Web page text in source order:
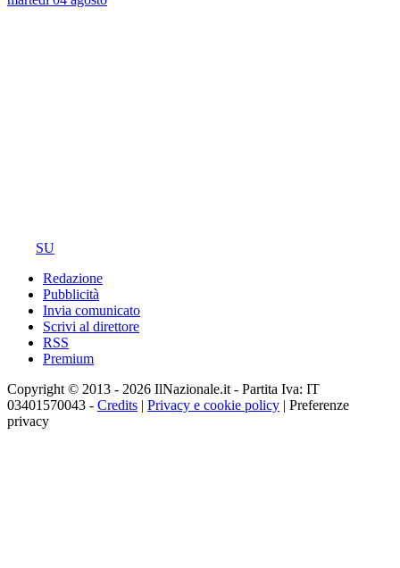
SU
Redazione
Pubblicità
Invia comunicato
Scrivi al direttore
RSS
Premium
Copyright © 2013 - 2026 IlNazionale.it - Partita Iva: IT
03401570043 - Credits | Privacy e cookie policy | Preferenze
privacy